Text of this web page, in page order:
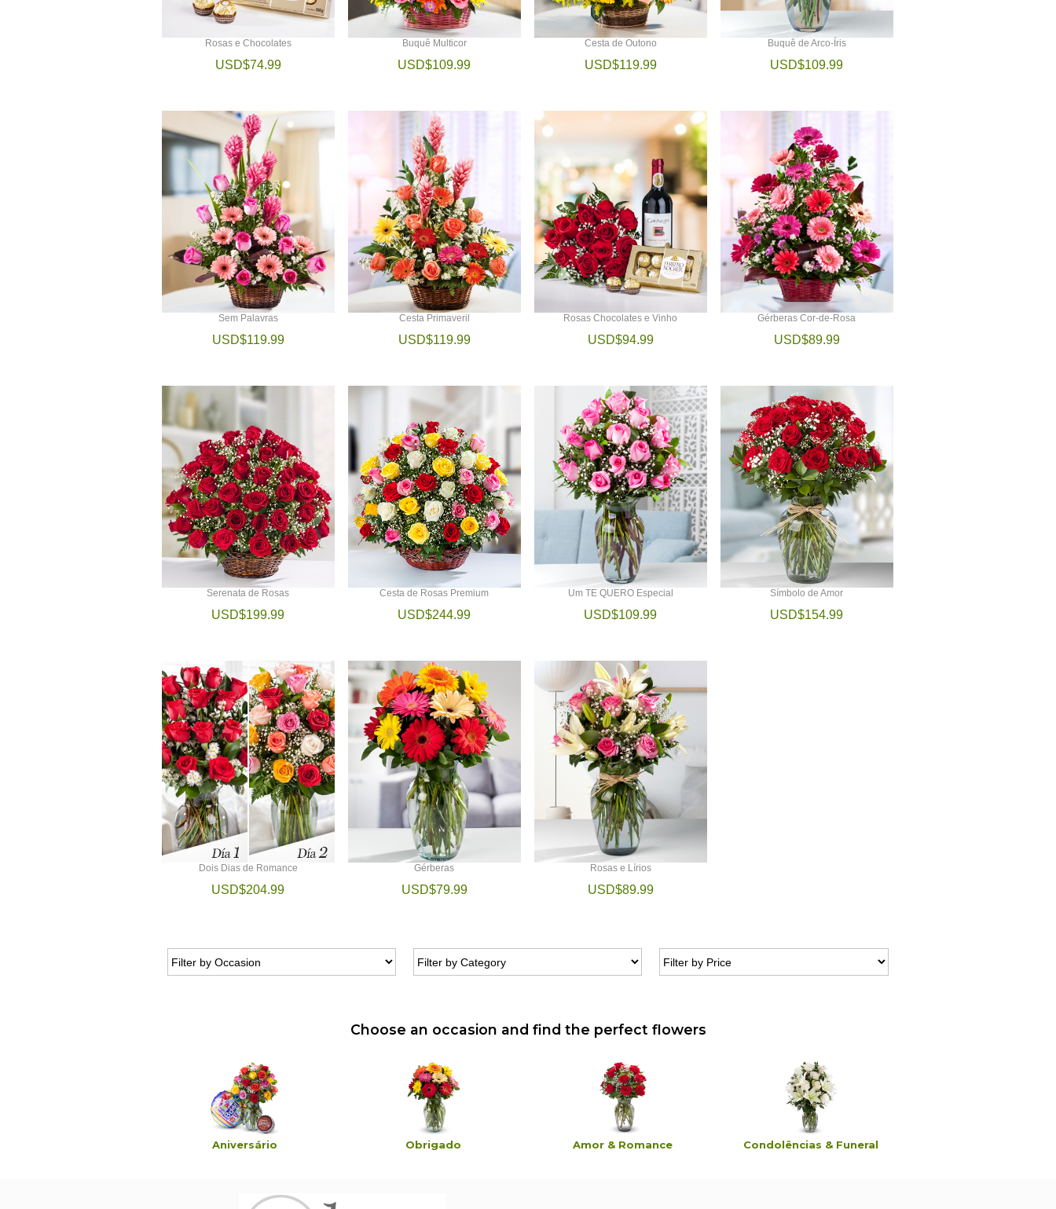
Rosas e Chocolates
USD$74.99
Buquê Multicor
USD$109.99
Cesta de Outono
USD$119.99
Buquê de Arco-Íris
USD$109.99
Sem Palavras
USD$119.99
Cesta Primaveril
USD$119.99
Rosas Chocolates e Vinho
USD$94.99
Gérberas Cor-de-Rosa
USD$89.99
Serenata de Rosas
USD$199.99
Cesta de Rosas Premium
USD$244.99
Um TE QUERO Especial
USD$109.99
Símbolo de Amor
USD$154.99
Dois Dias de Romance
USD$204.99
Gérberas
USD$79.99
Rosas e Lírios
USD$89.99
Choose an occasion and find the perfect flowers
Aniversário Obrigado Amor & Romance Condolências & Funeral